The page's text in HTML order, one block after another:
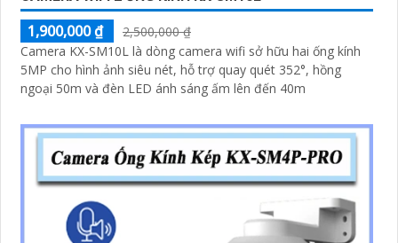
1,900,000 ₫
2,500,000 ₫
Camera KX-SM10L là dòng camera wifi sở hữu hai ống kính
5MP cho hình ảnh siêu nét, hỗ trợ quay quét 352°, hồng
ngoại 50m và đèn LED ánh sáng ấm lên đến 40m